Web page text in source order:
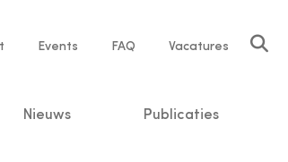
Events FAQ Vacatures
Nieuws Publicaties